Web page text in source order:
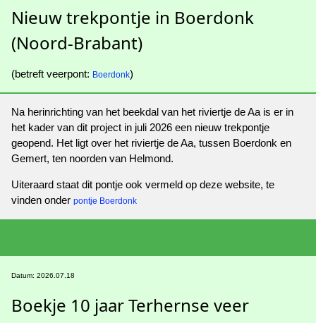
Nieuw trekpontje in Boerdonk
(Noord-Brabant)
(betreft veerpont: Boerdonk)
Na herinrichting van het beekdal van het riviertje de Aa is er in
het kader van dit project in juli 2026 een nieuw trekpontje
geopend. Het ligt over het riviertje de Aa, tussen Boerdonk en
Gemert, ten noorden van Helmond.
Uiteraard staat dit pontje ook vermeld op deze website, te
vinden onder pontje Boerdonk
Datum: 2026.07.18
Boekje 10 jaar Terhernse veer